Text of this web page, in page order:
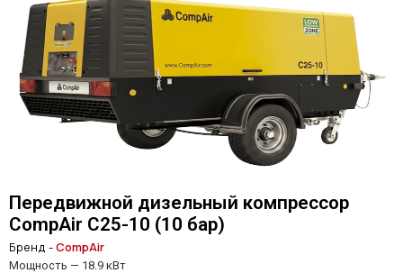
Передвижной дизельный компрессор
CompAir C25-10 (10 бар)
Бренд -CompAir
Мощность — 18.9 кВт